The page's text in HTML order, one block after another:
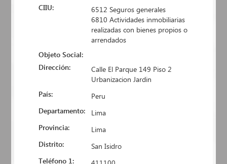
CIIU:
6512 Seguros generales
6810 Actividades inmobiliarias
realizadas con bienes propios o
arrendados
Objeto Social:
Dirección:
Calle El Parque 149 Piso 2
Urbanizacion Jardin
País:
Peru
Departamento:
Lima
Provincia:
Lima
Distrito:
San Isidro
Teléfono 1: